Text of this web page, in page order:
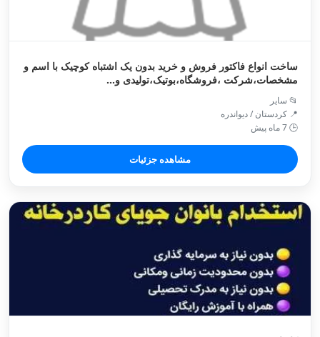
ساخت انواع فاکتور فروش و خرید بدون یک اشتباه کوچیک با اسم و
مشخصات،شرکت ،فروشگاه،بوتیک،تولیدی و...
📂 سایر
📍 کردستان / ديواندره
🕒 7 ماه پیش
مشاهده جزئیات